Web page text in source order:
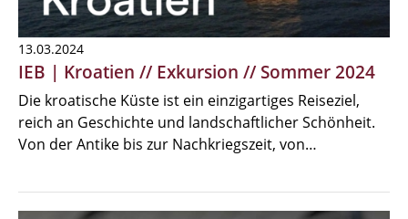
13.03.2024
IEB | Kroatien // Exkursion // Sommer 2024
Die kroatische Küste ist ein einzigartiges Reiseziel,
reich an Geschichte und landschaftlicher Schönheit.
Von der Antike bis zur Nachkriegszeit, von…